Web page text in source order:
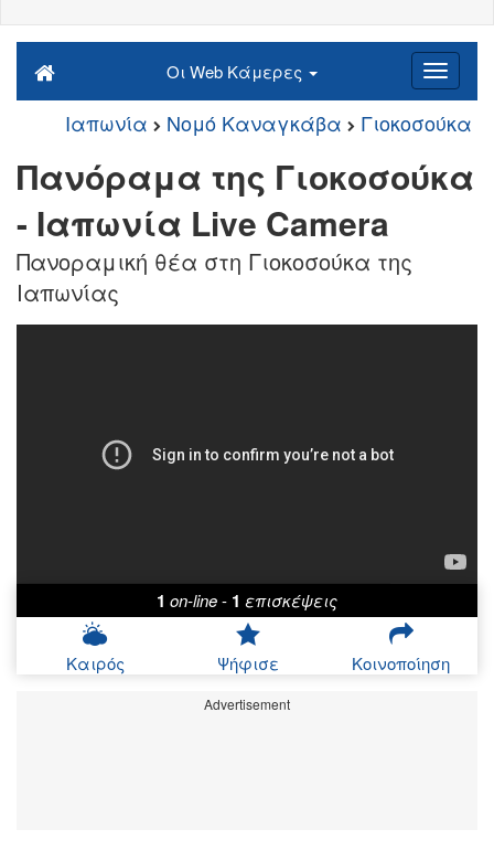
Οι Web Κάμερες
Ιαπωνία Νομό Καναγκάβα Γιοκοσούκα
Πανόραμα της Γιοκοσούκα
- Ιαπωνία Live Camera
Πανοραμική θέα στη Γιοκοσούκα της
Ιαπωνίας
1 on-line- 1 επισκέψεις
Καιρός Ψήφισε Κοινοποίηση
Advertisement